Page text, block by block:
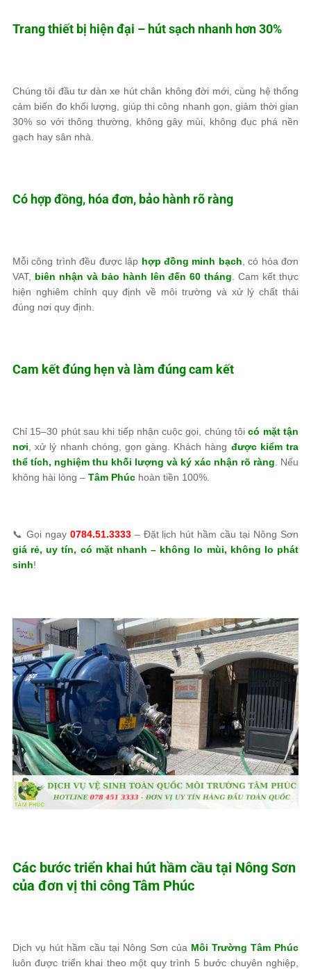
Trang thiết bị hiện đại – hút sạch nhanh hơn 30%
Chúng tôi đầu tư dàn xe hút chân không đời mới, cùng hệ thống
cảm biến đo khối lượng, giúp thi công nhanh gọn, giảm thời gian
30% so với thông thường, không gây mùi, không đục phá nền
gạch hay sân nhà.
Có hợp đồng, hóa đơn, bảo hành rõ ràng
Mỗi công trình đều được lập hợp đồng minh bạch , có hóa đơn
VAT, biên nhận và bảo hành lên đến 60 tháng . Cam kết thực
hiện nghiêm chỉnh quy định về môi trường và xử lý chất thải
đúng nơi quy định.
Cam kết đúng hẹn và làm đúng cam kết
Chỉ 15–30 phút sau khi tiếp nhận cuộc gọi, chúng tôicó mặt tận
nơi , xử lý nhanh chóng, gọn gàng. Khách hàng được kiểm tra
thể tích, nghiệm thu khối lượng và ký xác nhận rõ ràng . Nếu
không hài lòng – Tâm Phúc hoàn tiền 100%.
📞 Gọi ngay 0784.51.3333– Đặt lịch hút hầm cầu tại Nông Sơn
giá rẻ, uy tín, có mặt nhanh – không lo mùi, không lo phát
sinh!
Các bước triển khai hút hầm cầu tại Nông Sơn
của đơn vị thi côngTâm Phúc
Dịch vụ hút hầm cầu tại Nông Sơn của Môi Trường Tâm Phúc
luôn được triển khai theo một quy trình 5 bước chuyên nghiệp,